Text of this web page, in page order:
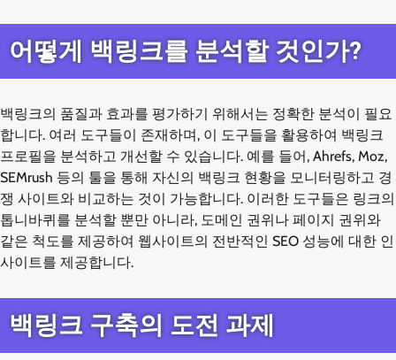
어떻게 백링크를 분석할 것인가?
백링크의 품질과 효과를 평가하기 위해서는 정확한 분석이 필요
합니다. 여러 도구들이 존재하며, 이 도구들을 활용하여 백링크
프로필을 분석하고 개선할 수 있습니다. 예를 들어, Ahrefs, Moz,
SEMrush 등의 툴을 통해 자신의 백링크 현황을 모니터링하고 경
쟁 사이트와 비교하는 것이 가능합니다. 이러한 도구들은 링크의
톱니바퀴를 분석할 뿐만 아니라, 도메인 권위나 페이지 권위와
같은 척도를 제공하여 웹사이트의 전반적인 SEO 성능에 대한 인
사이트를 제공합니다.
백링크 구축의 도전 과제